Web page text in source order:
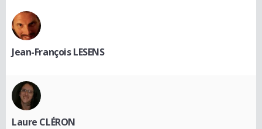
Jean-François LESENS
Laure CLÉRON